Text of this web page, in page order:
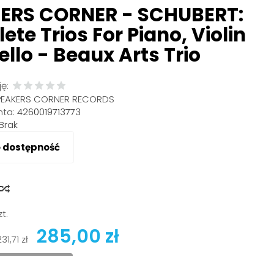
CORNER - SCHUBERT:
Trios For Piano, Violin
- Beaux Arts Trio
CORNER RECORDS
4260019713773
dostępność
zł 285,00 zł